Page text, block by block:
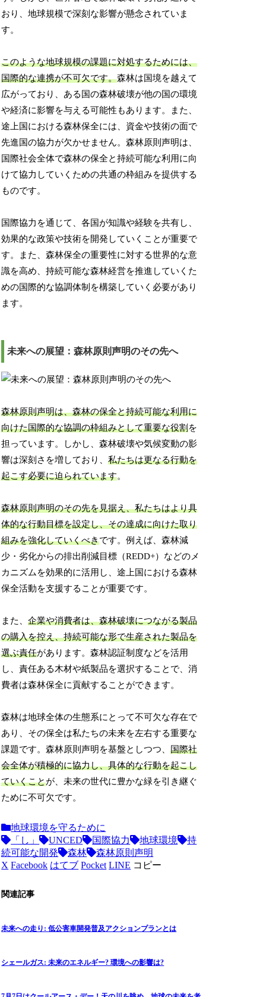
おり、地球規模で深刻な影響が懸念されていま
す。
このような地球規模の課題に対処するためには、
国際的な連携が不可欠です。森林は国境を越えて
広がっており、ある国の森林破壊が他の国の環境
や経済に影響を与える可能性もあります。また、
途上国における森林保全には、資金や技術の面で
先進国の協力が欠かせません。森林原則声明は、
国際社会全体で森林の保全と持続可能な利用に向
けて協力していくための共通の枠組みを提供する
ものです。
国際協力を通じて、各国が知識や経験を共有し、
効果的な政策や技術を開発していくことが重要で
す。また、森林保全の重要性に対する世界的な意
識を高め、持続可能な森林経営を推進していくた
めの国際的な協調体制を構築していく必要があり
ます。
未来への展望：森林原則声明のその先へ
森林原則声明は、森林の保全と持続可能な利用に
向けた国際的な協調の枠組みとして重要な役割を
担っています。しかし、森林破壊や気候変動の影
響は深刻さを増しており、私たちは更なる行動を
起こす必要に迫られています。
森林原則声明のその先を見据え、私たちはより具
体的な行動目標を設定し、その達成に向けた取り
組みを強化していくべきです。例えば、森林減
少・劣化からの排出削減目標（REDD+）などのメ
カニズムを効果的に活用し、途上国における森林
保全活動を支援することが重要です。
また、企業や消費者は、森林破壊につながる製品
の購入を控え、持続可能な形で生産された製品を
選ぶ責任があります。森林認証制度などを活用
し、責任ある木材や紙製品を選択することで、消
費者は森林保全に貢献することができます。
森林は地球全体の生態系にとって不可欠な存在で
あり、その保全は私たちの未来を左右する重要な
課題です。森林原則声明を基盤としつつ、国際社
会全体が積極的に協力し、具体的な行動を起こし
ていくことが、未来の世代に豊かな緑を引き継ぐ
ために不可欠です。
地球環境を守るために
「し」
UNCED 国際協力 地球環境
持
続可能な開発
森林
森林原則声明
X Facebook はてブ Pocket LINE コピー
関連記事
未来への走り: 低公害車開発普及アクションプランとは
シェールガス: 未来のエネルギー? 環境への影響は?